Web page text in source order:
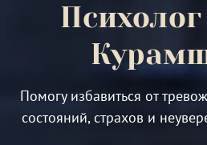
Помогу избавиться от
состояний, страхов и